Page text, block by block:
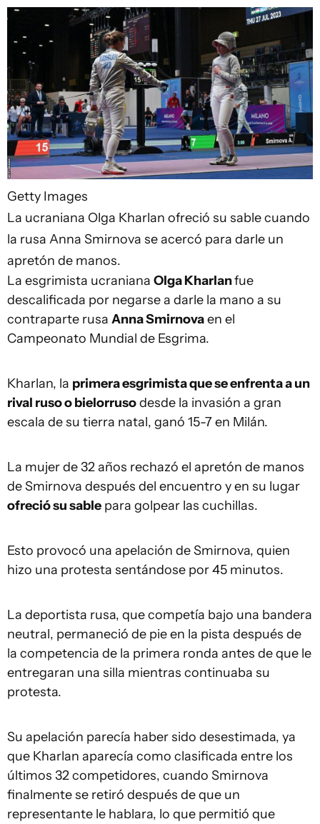
Getty Images
La ucraniana Olga Kharlan ofreció su sable cuando
la rusa Anna Smirnova se acercó para darle un
apretón de manos.
La esgrimista ucraniana Olga Kharlanfue
descalificada por negarse a darle la mano a su
contraparte rusa Anna Smirnovaen el
Campeonato Mundial de Esgrima.
Kharlan, la primera esgrimista que se enfrenta a un
rival ruso o bielorrusodesde la invasión a gran
escala de su tierra natal, ganó 15-7 en Milán.
La mujer de 32 años rechazó el apretón de manos
de Smirnova después del encuentro y en su lugar
ofreció su sable para golpear las cuchillas.
Esto provocó una apelación de Smirnova, quien
hizo una protesta sentándose por 45 minutos.
La deportista rusa, que competía bajo una bandera
neutral, permaneció de pie en la pista después de
la competencia de la primera ronda antes de que le
entregaran una silla mientras continuaba su
protesta.
Su apelación parecía haber sido desestimada, ya
que Kharlan aparecía como clasificada entre los
últimos 32 competidores, cuando Smirnova
finalmente se retiró después de que un
representante le hablara, lo que permitió que